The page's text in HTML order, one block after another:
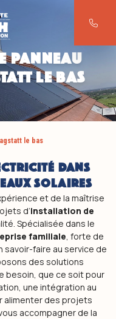
PANNEAU
LE BAS
le bas
DANS
SOLAIRES
et de la maîtrise
d’installation de
Spécialisée dans le
familiale, forte de
savoir-faire au service de
des solutions
besoin, que ce soit pour
une intégration au
alimenter des projets
accompagner de la